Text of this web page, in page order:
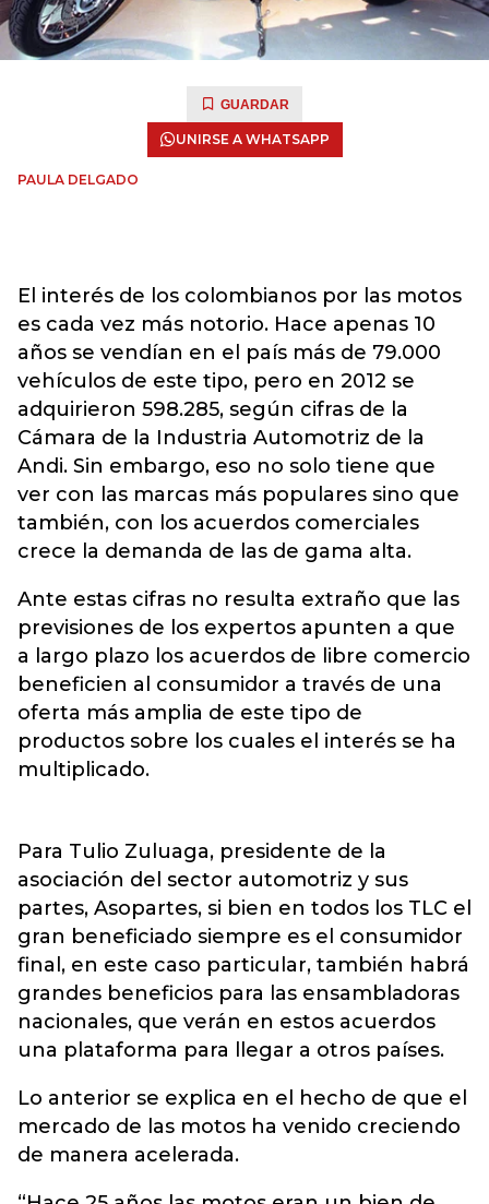
GUARDAR
UNIRSE A WHATSAPP
PAULA DELGADO
El interés de los colombianos por las motos
es cada vez más notorio. Hace apenas 10
años se vendían en el país más de 79.000
vehículos de este tipo, pero en 2012 se
adquirieron 598.285, según cifras de la
Cámara de la Industria Automotriz de la
Andi. Sin embargo, eso no solo tiene que
ver con las marcas más populares sino que
también, con los acuerdos comerciales
crece la demanda de las de gama alta.
Ante estas cifras no resulta extraño que las
previsiones de los expertos apunten a que
a largo plazo los acuerdos de libre comercio
beneficien al consumidor a través de una
oferta más amplia de este tipo de
productos sobre los cuales el interés se ha
multiplicado.
Para Tulio Zuluaga, presidente de la
asociación del sector automotriz y sus
partes, Asopartes, si bien en todos los TLC el
gran beneficiado siempre es el consumidor
final, en este caso particular, también habrá
grandes beneficios para las ensambladoras
nacionales, que verán en estos acuerdos
una plataforma para llegar a otros países.
Lo anterior se explica en el hecho de que el
mercado de las motos ha venido creciendo
de manera acelerada.